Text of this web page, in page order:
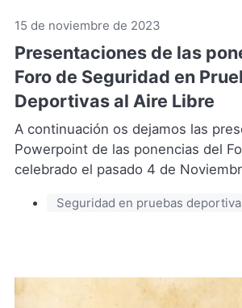
15 de noviembre de 2023
Presentaciones de las
Foro de Seguridad en
Deportivas al Aire Libre
A continuación os dejamos las
Powerpoint de las ponencias del
celebrado el pasado 4 de
Seguridad en pruebas